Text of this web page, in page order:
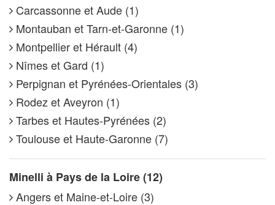
Carcassonne et Aude (1)
Montauban et Tarn-et-Garonne (1)
Montpellier et Hérault (4)
Nîmes et Gard (1)
Perpignan et Pyrénées-Orientales (3)
Rodez et Aveyron (1)
Tarbes et Hautes-Pyrénées (2)
Toulouse et Haute-Garonne (7)
Minelli à Pays de la Loire (12)
Angers et Maine-et-Loire (3)